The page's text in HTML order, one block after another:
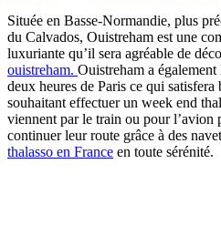
Située en Basse-Normandie, plus
du Calvados, Ouistreham est une
luxuriante qu’il sera agréable de
ouistreham. Ouistreham a également
deux heures de Paris ce qui satisfera
souhaitant effectuer un week end
viennent par le train ou pour l’avion
continuer leur route grâce à des
thalasso en France en toute sérénité.